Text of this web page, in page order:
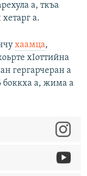
а, ткъа
а.
хаамца,
хIоттийна
гергарчеран а
боккха а, жима а